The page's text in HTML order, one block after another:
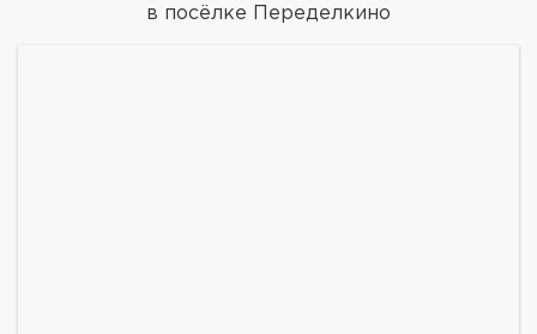
в посёлке Переделкино